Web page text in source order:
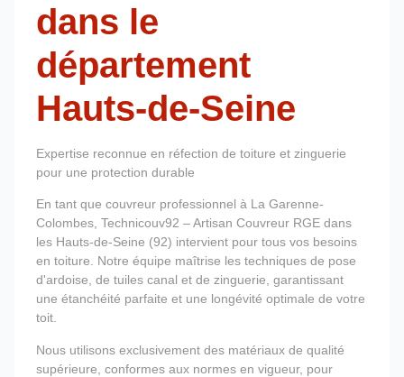
dans le
département
Hauts-de-Seine
Expertise reconnue en réfection de toiture et zinguerie
pour une protection durable
En tant que couvreur professionnel à La Garenne-
Colombes, Technicouv92 – Artisan Couvreur RGE dans
les Hauts-de-Seine (92) intervient pour tous vos besoins
en toiture. Notre équipe maîtrise les techniques de pose
d'ardoise, de tuiles canal et de zinguerie, garantissant
une étanchéité parfaite et une longévité optimale de votre
toit.
Nous utilisons exclusivement des matériaux de qualité
supérieure, conformes aux normes en vigueur, pour